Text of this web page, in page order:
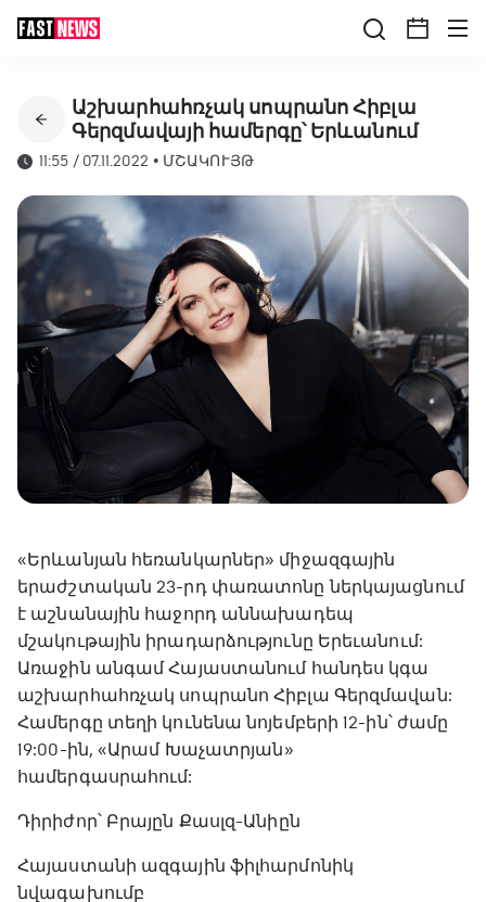
Աշխարհահռչակ սոպրանո Հիբլա
Գերզմավայի համերգը՝ Երևանում
11:55 / 07.11.2022 • ՄՇԱԿՈՒՅԹ
«Երևանյան հեռանկարներ» միջազգային
երաժշտական 23-րդ փառատոնը ներկայացնում
է աշնանային հաջորդ աննախադեպ
մշակութային իրադարձությունը Երեւանում:
Առաջին անգամ Հայաստանում հանդես կգա
աշխարհահռչակ սոպրանո Հիբլա Գերզմավան:
Համերգը տեղի կունենա նոյեմբերի 12-ին՝ ժամը
19:00-ին, «Արամ Խաչատրյան»
համերգասրահում:
Դիրիժոր՝ Բրայըն Քասլզ-Անիըն
Հայաստանի ազգային ֆիլհարմոնիկ
նվագախումբ